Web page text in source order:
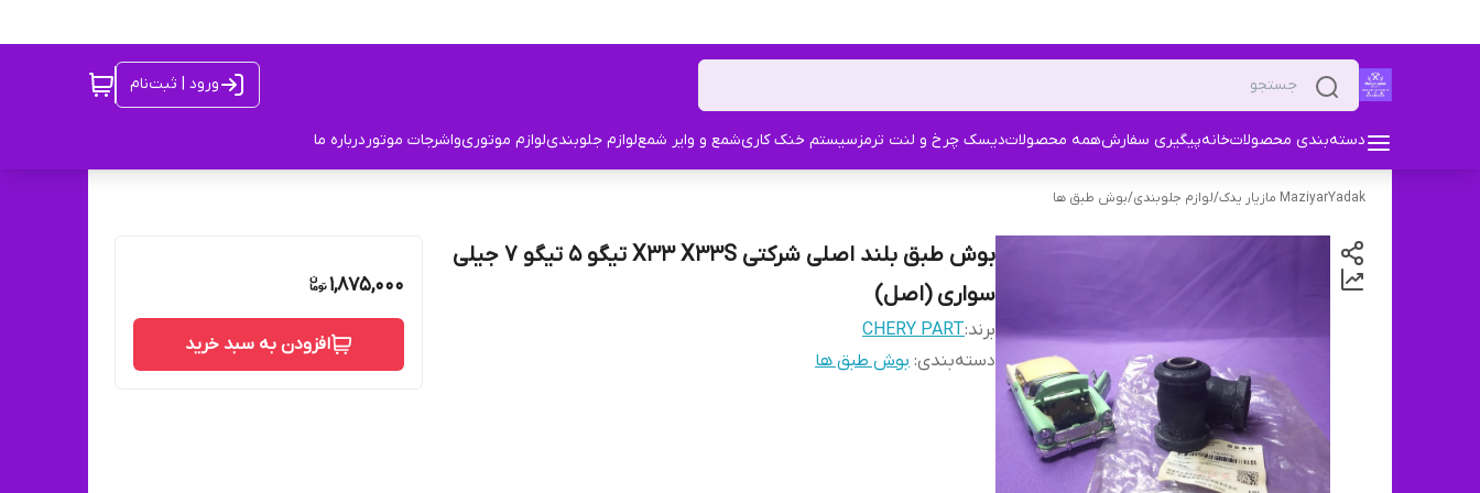
ورود | ثبت‌نام
دسته‌بندی محصولاتخانهپیگیری سفارشهمه محصولاتدیسک چرخ و لنت ترمزسیستم خنک کاریشمع و وایر شمعلوازم جلوبندیلوازم موتوریواشرجات موتوردرباره ما
MaziyarYadak مازیار یدک /لوازم جلوبندی/بوش طبق ها
بوش طبق بلند اصلی شرکتی X33 X33S تیگو 5 تیگو 7 جیلی
سواری (اصل)
برند:CHERY PART
دسته‌بندی: بوش طبق ها
1,875,000
افزودن به سبد خرید